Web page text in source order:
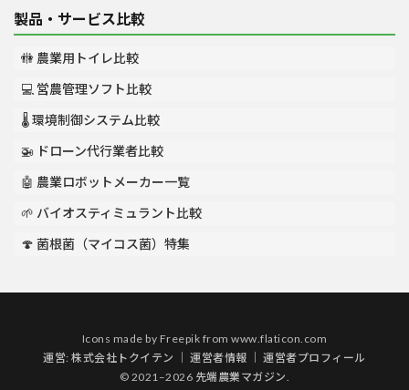
製品・サービス比較
🚻 農業用トイレ比較
💻 営農管理ソフト比較
🌡️ 環境制御システム比較
🚁 ドローン代行業者比較
🤖 農業ロボットメーカー一覧
🌱 バイオスティミュラント比較
🍄 菌根菌（マイコス菌）特集
Icons made by Freepik fromwww.flaticon.com
運営:株式会社トクイテン ｜運営者情報 ｜運営者プロフィール
© 2021–2026 先端農業マガジン.